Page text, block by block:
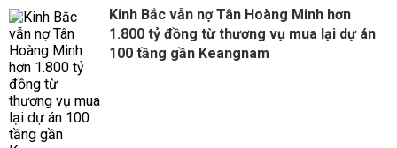
Kinh Bắc vẫn nợ Tân Hoàng Minh hơn
1.800 tỷ đồng từ thương vụ mua lại dự án
100 tầng gần Keangnam